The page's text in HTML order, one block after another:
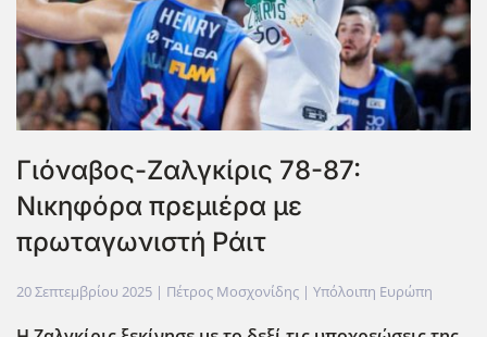
Γιόναβος-Ζαλγκίρις 78-87:
Νικηφόρα πρεμιέρα με
πρωταγωνιστή Ράιτ
20 Σεπτεμβρίου 2025 | Πέτρος Μοσχονίδης | Υπόλοιπη Ευρώπη